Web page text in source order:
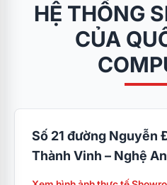
HỆ THỐNG
CỦA
Số 21 đường Nguyễn
Thành Vinh – Nghệ An